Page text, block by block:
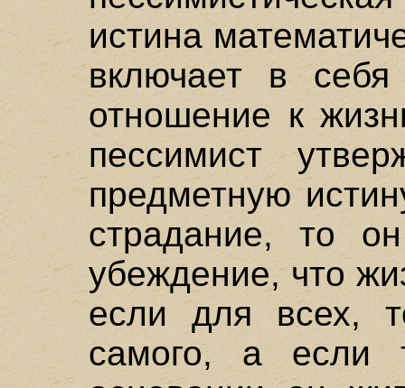
истина
включает в себя
отношение к
пессимист
предметную
страдание, то
убеждение, что
если для всех,
самого, а если